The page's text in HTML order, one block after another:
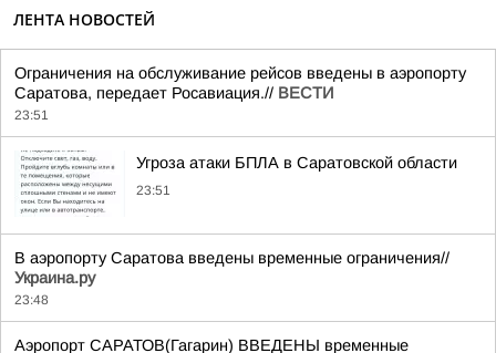
ЛЕНТА НОВОСТЕЙ
Ограничения на обслуживание рейсов введены в аэропорту
Саратова, передает Росавиация.// ВЕСТИ
23:51
Угроза атаки БПЛА в Саратовской области
23:51
В аэропорту Саратова введены временные ограничения//
Украина.ру
23:48
Аэропорт САРАТОВ(Гагарин) ВВЕДЕНЫ временные